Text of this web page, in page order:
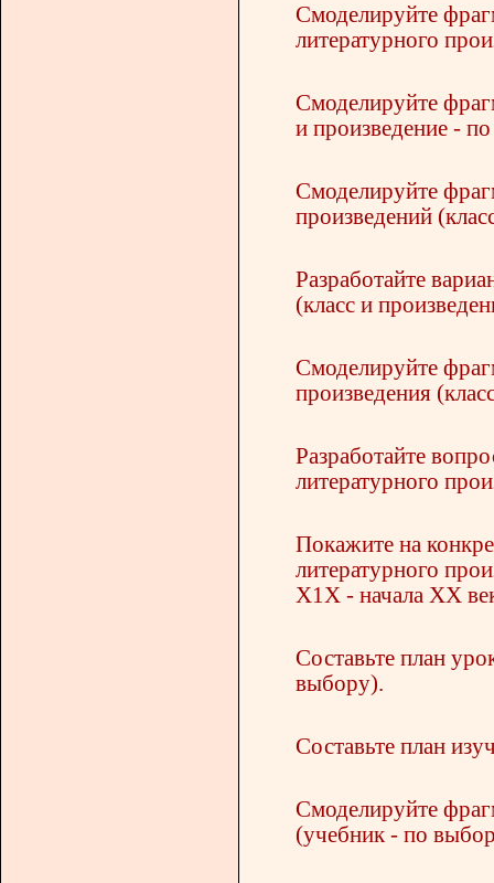
Смоделируйте
литературного
Смоделируйте
и произведение -
Смоделируйте
произведений
Разработайте
(класс и
Смоделируйте
произведения
Разработайте
литературного
Покажите на
литературного
Х1Х - начала ХХ
Составьте план
выбору).
Составьте план
Смоделируйте
(учебник - по